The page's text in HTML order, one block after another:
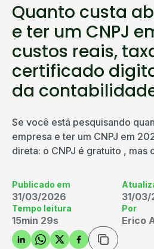
Quanto custa
e ter um CNPJ
custos reais,
certificado
da
Se você está pesquisando
empresa e ter um CNPJ em
direta: o CNPJ é gratuito , mas
Publicado em
31/03/2026 31/
Tempo leitura
15min 29s
Por
Erico